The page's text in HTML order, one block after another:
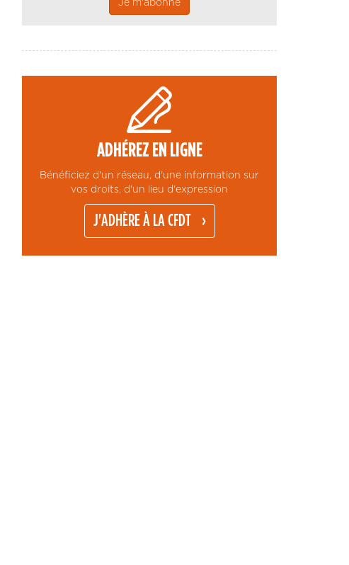
ADHÉREZ EN LIGNE
Bénéficiez d'un réseau, d'une information sur
vos droits, d'un lieu d'expression
J'ADHÈRE À LA CFDT